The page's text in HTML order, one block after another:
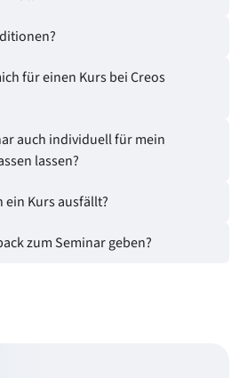
für einen Kurs bei Creos
auch individuell für mein
lassen?
ein Kurs ausfällt?
zum Seminar geben?